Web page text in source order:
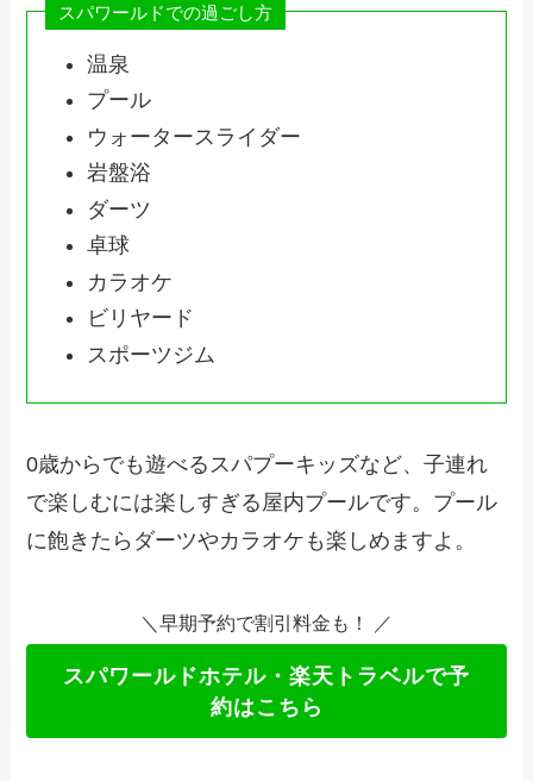
スパワールドでの過ごし方
温泉
プール
ウォータースライダー
岩盤浴
ダーツ
卓球
カラオケ
ビリヤード
スポーツジム
0歳からでも遊べるスパプーキッズなど、子連れ
で楽しむには楽しすぎる屋内プールです。プール
に飽きたらダーツやカラオケも楽しめますよ。
＼早期予約で割引料金も！ ／
スパワールドホテル・楽天トラベルで予
約はこちら